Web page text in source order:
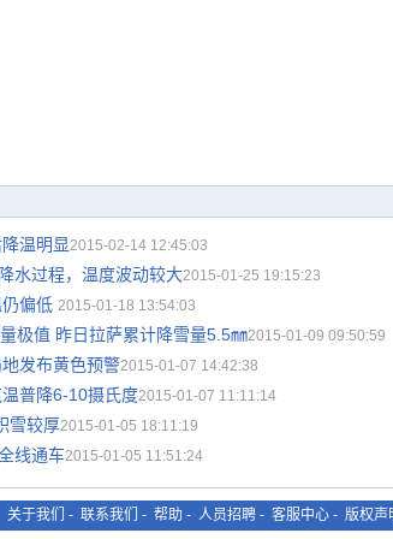
温明显2015-02-14 12:45:03
水过程，温度波动较大2015-01-25 19:15:23
偏低 2015-01-18 13:54:03
极值 昨日拉萨累计降雪量5.5㎜2015-01-09 09:50:59
发布黄色预警2015-01-07 14:42:38
普降6-10摄氏度2015-01-07 11:11:14
雪较厚2015-01-05 18:11:19
线通车2015-01-05 11:51:24
关于我们 - 联系我们 - 帮助 - 人员招聘 - 客服中心 - 版权声